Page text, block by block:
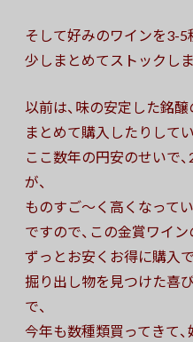
そして好みのワインを3-5
少しまとめてストックしま
以前は、味の安定した銘
まとめて購入したりして
ここ数年の円安のせいで
が、
ものすご〜く高くなってい
ですので、この金賞ワイ
ずっとお安くお得に購入で
掘り出し物を見つけた喜
で、
今年も数種類買ってきて